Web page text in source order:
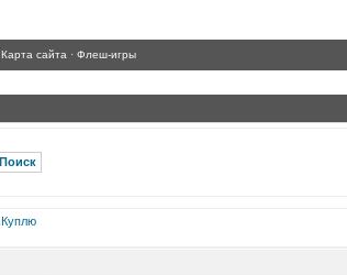
Карта сайта · Флеш-игры
Поиск
Куплю